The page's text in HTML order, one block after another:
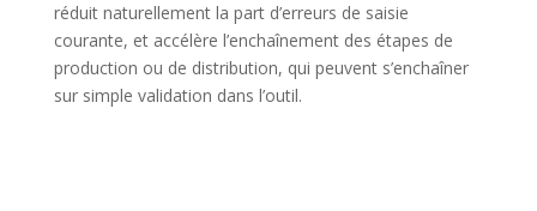
réduit naturellement la part d’erreurs de saisie
courante, et accélère l’enchaînement des étapes de
production ou de distribution, qui peuvent s’enchaîner
sur simple validation dans l’outil.